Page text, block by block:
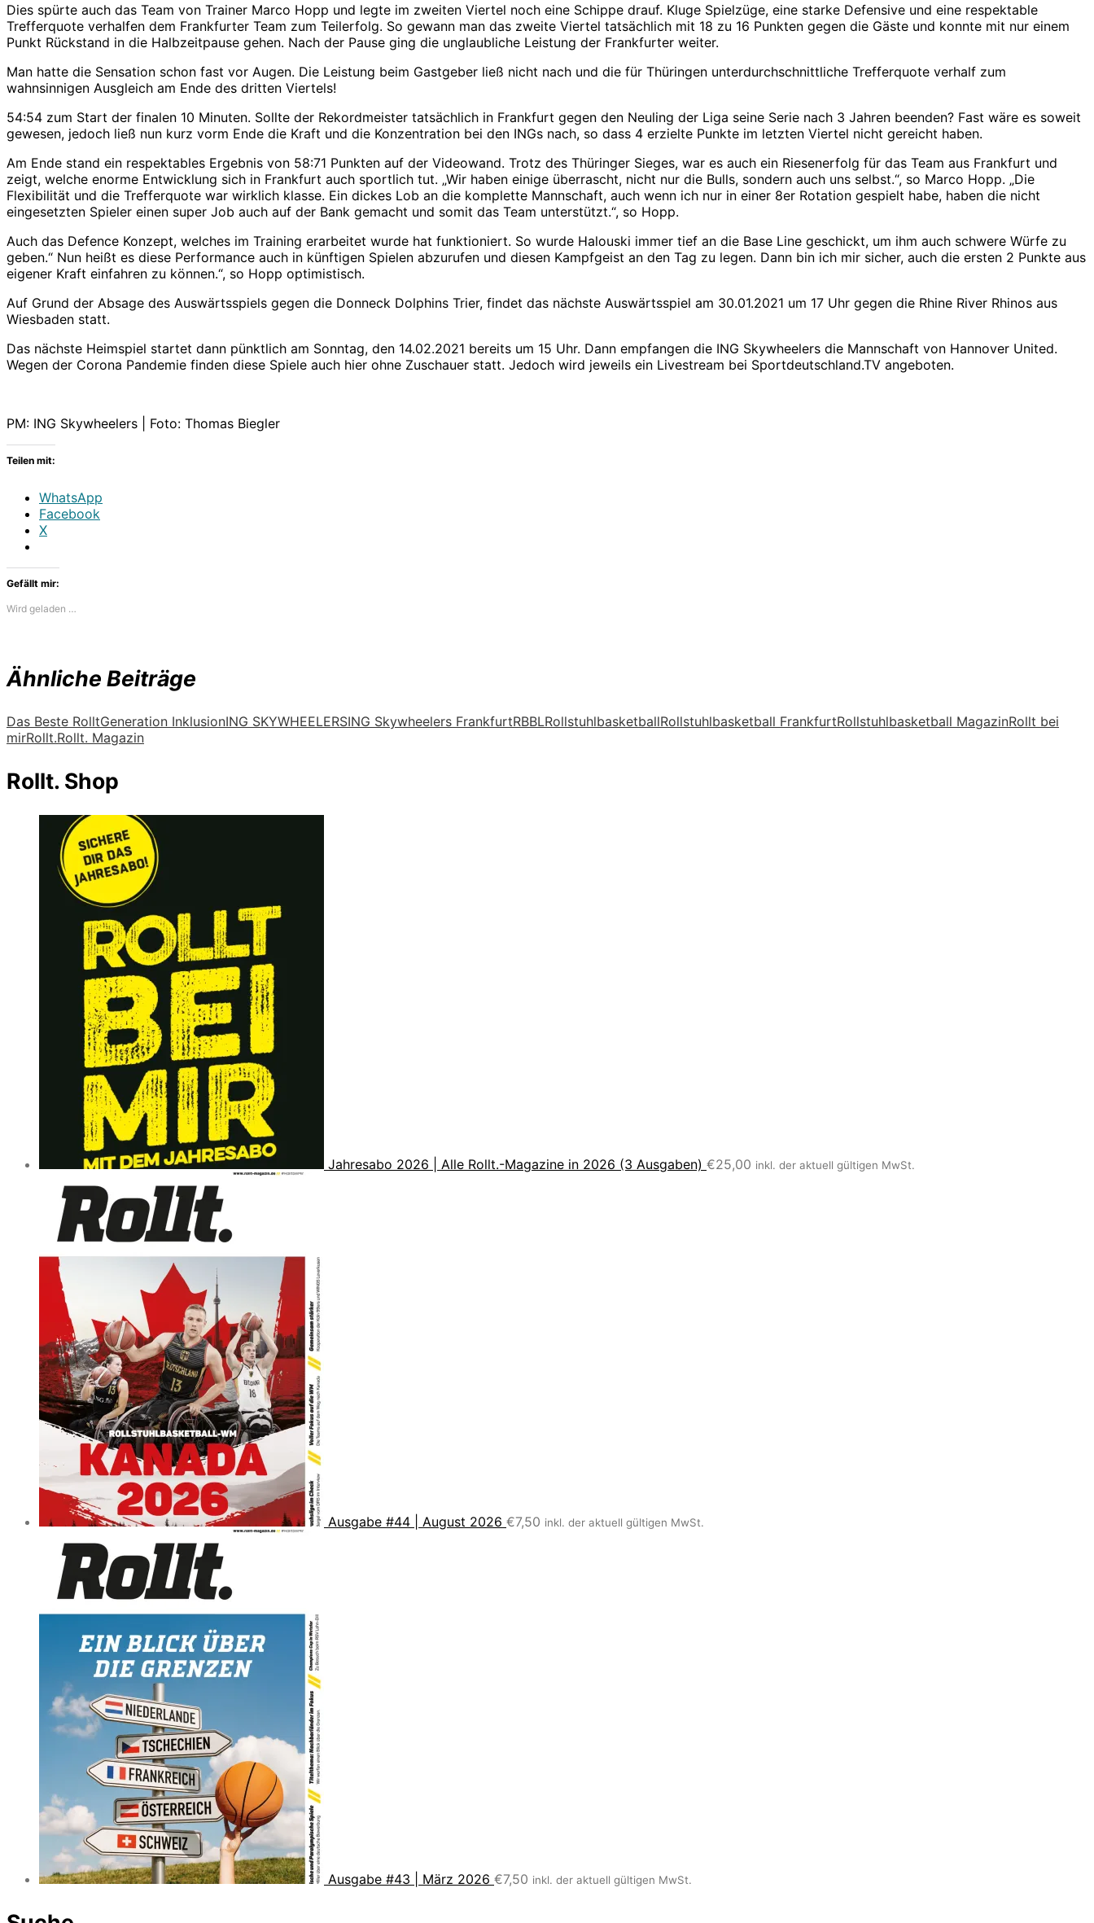
Dies spürte auch das Team von Trainer Marco Hopp und legte im zweiten Viertel noch eine Schippe drauf. Kluge Spielzüge, eine starke Defensive und eine respektable
Trefferquote verhalfen dem Frankfurter Team zum Teilerfolg. So gewann man das zweite Viertel tatsächlich mit 18 zu 16 Punkten gegen die Gäste und konnte mit nur einem
Punkt Rückstand in die Halbzeitpause gehen. Nach der Pause ging die unglaubliche Leistung der Frankfurter weiter.
Man hatte die Sensation schon fast vor Augen. Die Leistung beim Gastgeber ließ nicht nach und die für Thüringen unterdurchschnittliche Trefferquote verhalf zum
wahnsinnigen Ausgleich am Ende des dritten Viertels!
54:54 zum Start der finalen 10 Minuten. Sollte der Rekordmeister tatsächlich in Frankfurt gegen den Neuling der Liga seine Serie nach 3 Jahren beenden? Fast wäre es soweit
gewesen, jedoch ließ nun kurz vorm Ende die Kraft und die Konzentration bei den INGs nach, so dass 4 erzielte Punkte im letzten Viertel nicht gereicht haben.
Am Ende stand ein respektables Ergebnis von 58:71 Punkten auf der Videowand. Trotz des Thüringer Sieges, war es auch ein Riesenerfolg für das Team aus Frankfurt und
zeigt, welche enorme Entwicklung sich in Frankfurt auch sportlich tut. „Wir haben einige überrascht, nicht nur die Bulls, sondern auch uns selbst.“, so Marco Hopp. „Die
Flexibilität und die Trefferquote war wirklich klasse. Ein dickes Lob an die komplette Mannschaft, auch wenn ich nur in einer 8er Rotation gespielt habe, haben die nicht
eingesetzten Spieler einen super Job auch auf der Bank gemacht und somit das Team unterstützt.“, so Hopp.
Auch das Defence Konzept, welches im Training erarbeitet wurde hat funktioniert. So wurde Halouski immer tief an die Base Line geschickt, um ihm auch schwere Würfe zu
geben.“ Nun heißt es diese Performance auch in künftigen Spielen abzurufen und diesen Kampfgeist an den Tag zu legen. Dann bin ich mir sicher, auch die ersten 2 Punkte aus
eigener Kraft einfahren zu können.“, so Hopp optimistisch.
Auf Grund der Absage des Auswärtsspiels gegen die Donneck Dolphins Trier, findet das nächste Auswärtsspiel am 30.01.2021 um 17 Uhr gegen die Rhine River Rhinos aus
Wiesbaden statt.
Das nächste Heimspiel startet dann pünktlich am Sonntag, den 14.02.2021 bereits um 15 Uhr. Dann empfangen die ING Skywheelers die Mannschaft von Hannover United.
Wegen der Corona Pandemie finden diese Spiele auch hier ohne Zuschauer statt. Jedoch wird jeweils ein Livestream bei Sportdeutschland.TV angeboten.
PM: ING Skywheelers | Foto: Thomas Biegler
Teilen mit:
WhatsApp
Facebook
X
Gefällt mir:
Wird geladen …
Ähnliche Beiträge
Das Beste RolltGeneration InklusionING SKYWHEELERSING Skywheelers FrankfurtRBBLRollstuhlbasketballRollstuhlbasketball FrankfurtRollstuhlbasketball MagazinRollt bei
mirRollt.Rollt. Magazin
Rollt. Shop
Jahresabo 2026 | Alle Rollt.-Magazine in 2026 (3 Ausgaben) €25,00 inkl. der aktuell gültigen MwSt.
Ausgabe #44 | August 2026 €7,50 inkl. der aktuell gültigen MwSt.
Ausgabe #43 | März 2026 €7,50 inkl. der aktuell gültigen MwSt.